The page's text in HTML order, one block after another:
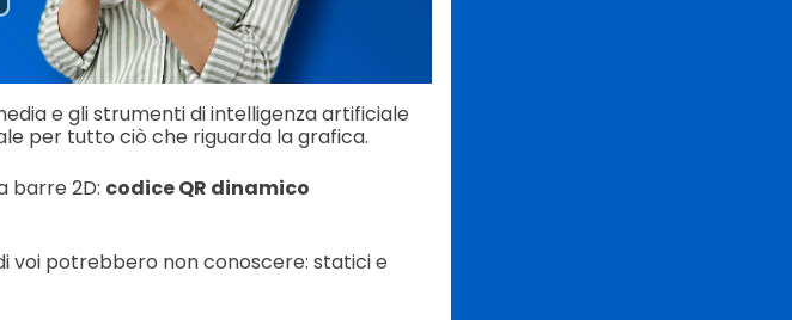
e gli strumenti di intelligenza artificiale
per tutto ciò che riguarda la grafica.
barre 2D: codice QR dinamico
voi potrebbero non conoscere: statici e